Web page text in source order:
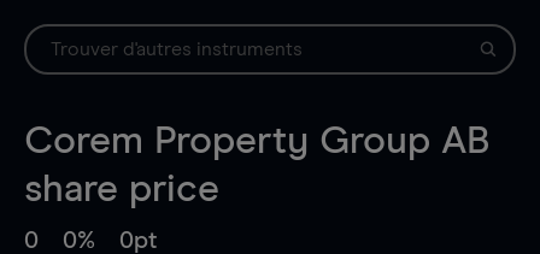
Corem Property Group AB
share price
0 0% 0pt